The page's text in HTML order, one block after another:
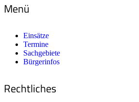
Menü
Einsätze
Termine
Sachgebiete
Bürgerinfos
Rechtliches